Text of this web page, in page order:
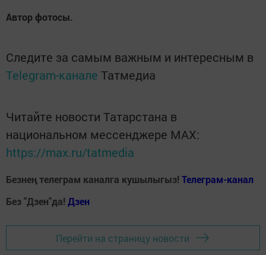
Автор фотосы.
Следите за самым важным и интересным в
Telegram-канале Татмедиа
Читайте новости Татарстана в
национальном мессенджере MАХ:
https://max.ru/tatmedia
Безнең телеграм каналга кушылыгыз! Телеграм-канал
Без "Дзен"да! Дзен
Перейти на страницу новости